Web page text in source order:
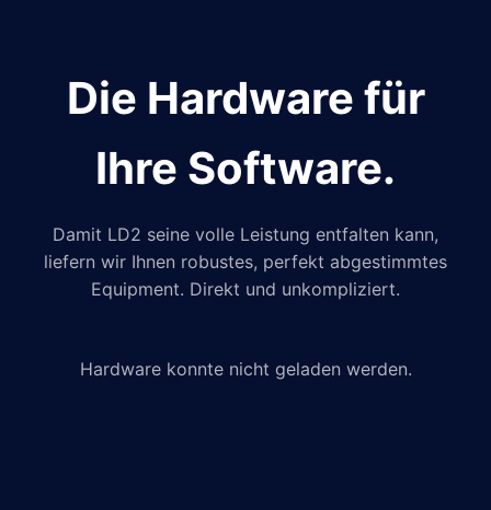
Die Hardware für
Ihre Software.
Damit LD2 seine volle Leistung entfalten kann,
liefern wir Ihnen robustes, perfekt abgestimmtes
Equipment. Direkt und unkompliziert.
Hardware konnte nicht geladen werden.